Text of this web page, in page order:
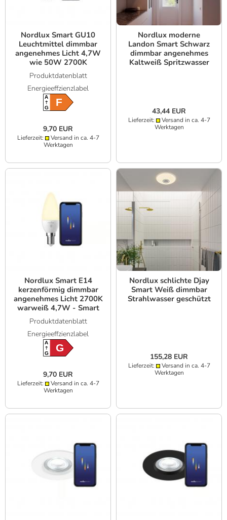
Nordlux Smart GU10
Leuchtmittel dimmbar
angenehmes Licht 4,7W
wie 50W 2700K
warmweiß - Smart
Home System Bluetooth,
WLAN
Produktdatenblatt
Energieeffzienzlabel
A
GF
9,70 EUR
Lieferzeit:
Versand in ca. 4-7
Werktagen
Nordlux moderne
Landon Smart Schwarz
dimmbar angenehmes
Kaltweiß Spritzwasser
43,44 EUR
Lieferzeit:
Versand in ca. 4-7
Werktagen
Nordlux Smart E14
kerzenförmig dimmbar
angenehmes Licht 2700K
warweiß 4,7W - Smart
Home System Bluetooth,
WLAN
Produktdatenblatt
Energieeffzienzlabel
A
GG
9,70 EUR
Lieferzeit:
Versand in ca. 4-7
Werktagen
Nordlux schlichte Djay
Smart Weiß dimmbar
Strahlwasser geschützt
155,28 EUR
Lieferzeit:
Versand in ca. 4-7
Werktagen